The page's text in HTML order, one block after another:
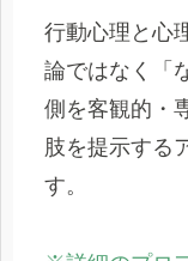
行動心理と心
論ではなく「
側を客観的・
肢を提示する
す。